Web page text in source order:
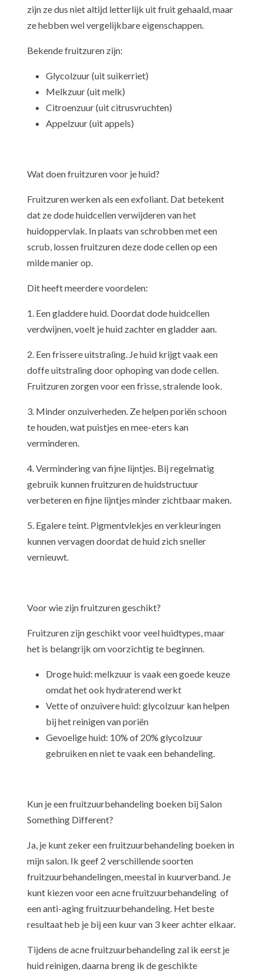
zijn ze dus niet altijd letterlijk uit fruit gehaald, maar
ze hebben wel vergelijkbare eigenschappen.
Bekende fruitzuren zijn:
Glycolzuur (uit suikerriet)
Melkzuur (uit melk)
Citroenzuur (uit citrusvruchten)
Appelzuur (uit appels)
Wat doen fruitzuren voor je huid?
Fruitzuren werken als een exfoliant. Dat betekent
dat ze dode huidcellen verwijderen van het
huidoppervlak. In plaats van schrobben met een
scrub, lossen fruitzuren deze dode cellen op een
milde manier op.
Dit heeft meerdere voordelen:
1. Een gladdere huid. Doordat dode huidcellen
verdwijnen, voelt je huid zachter en gladder aan.
2. Een frissere uitstraling. Je huid krijgt vaak een
doffe uitstraling door ophoping van dode cellen.
Fruitzuren zorgen voor een frisse, stralende look.
3. Minder onzuiverheden. Ze helpen poriën schoon
te houden, wat puistjes en mee-eters kan
verminderen.
4. Vermindering van fijne lijntjes. Bij regelmatig
gebruik kunnen fruitzuren de huidstructuur
verbeteren en fijne lijntjes minder zichtbaar maken.
5. Egalere teint. Pigmentvlekjes en verkleuringen
kunnen vervagen doordat de huid zich sneller
vernieuwt.
Voor wie zijn fruitzuren geschikt?
Fruitzuren zijn geschikt voor veel huidtypes, maar
het is belangrijk om voorzichtig te beginnen.
Droge huid: melkzuur is vaak een goede keuze
omdat het ook hydraterend werkt
Vette of onzuivere huid: glycolzuur kan helpen
bij het reinigen van poriën
Gevoelige huid: 10% of 20% glycolzuur
gebruiken en niet te vaak een behandeling.
Kun je een fruitzuurbehandeling boeken bij Salon
Something Different?
Ja, je kunt zeker een fruitzuurbehandeling boeken in
mijn salon. Ik geef 2 verschillende soorten
fruitzuurbehandelingen, meestal in kuurverband. Je
kunt kiezen voor een acne fruitzuurbehandeling of
een anti-aging fruitzuurbehandeling. Het beste
resultaat heb je bij een kuur van 3 keer achter elkaar.
Tijdens de acne fruitzuurbehandeling zal ik eerst je
huid reinigen, daarna breng ik de geschikte